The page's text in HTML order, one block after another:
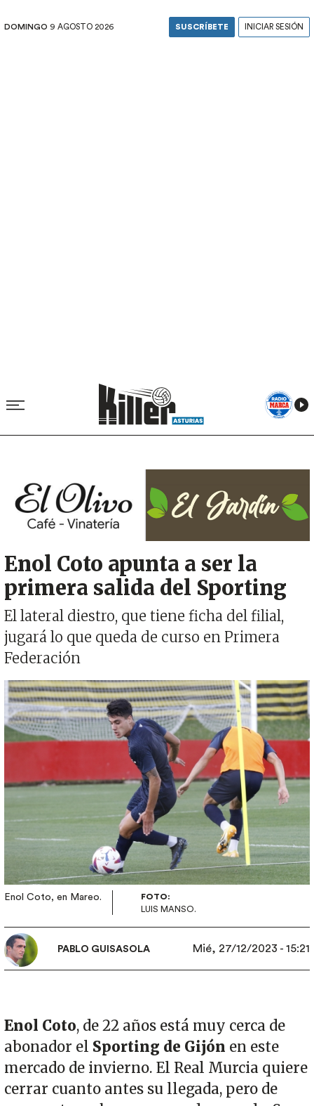
DOMINGO 9 AGOSTO 2026 SUSCRÍBETE INICIAR SESIÓN
Enol Coto apunta a ser la
primera salida del Sporting
El lateral diestro, que tiene ficha del filial,
jugará lo que queda de curso en Primera
Federación
Imagen
Enol Coto, en Mareo.
FOTO:
LUIS MANSO.
PABLO GUISASOLA Mié, 27/12/2023 - 15:21
Enol Coto, de 22 años está muy cerca de
abonador el Sporting de Gijón en este
mercado de invierno. El Real Murcia quiere
cerrar cuanto antes su llegada, pero de